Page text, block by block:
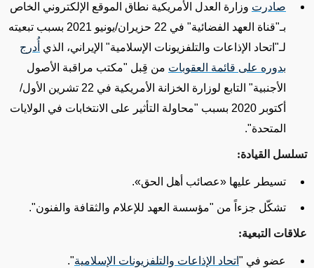
صادرت وزارة العدل الأمريكية نطاق الموقع الإلكتروني الخاص
بـ"قناة العهد الفضائية" في 22 حزيران/يونيو 2021 بسبب تبعيته
لـ"اتحاد الإذاعات والتلفزيونات الإسلامية" الإيراني، الذي أُدرج
بدوره على قائمة العقوبات من قِبل "مكتب مراقبة الأصول
الأجنبية" التابع لوزارة الخزانة الأمريكية في 22 تشرين الأول/
أكتوبر 2020 بسبب "محاولة التأثير
على الانتخابات في الولايات
المتحدة".
تسلسل القيادة:
تسيطر عليها «عصائب أهل الحق»
.
تشكّل جزءاً من "مؤسسة العهد للإعلام والثقافة والفنون".
علاقات التبعية:
عضو في " اتحاد الإذاعات والتلفزيونات الإسلامية".